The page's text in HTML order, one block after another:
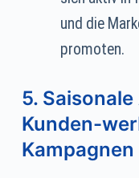
und die
promoten.
5.
Kunden-
Kampagnen